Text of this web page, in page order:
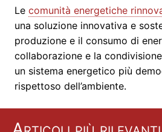
Le comunità energetiche
una soluzione innovativa e
produzione e il consumo di
collaborazione e la
un sistema energetico più
rispettoso dell’ambiente.